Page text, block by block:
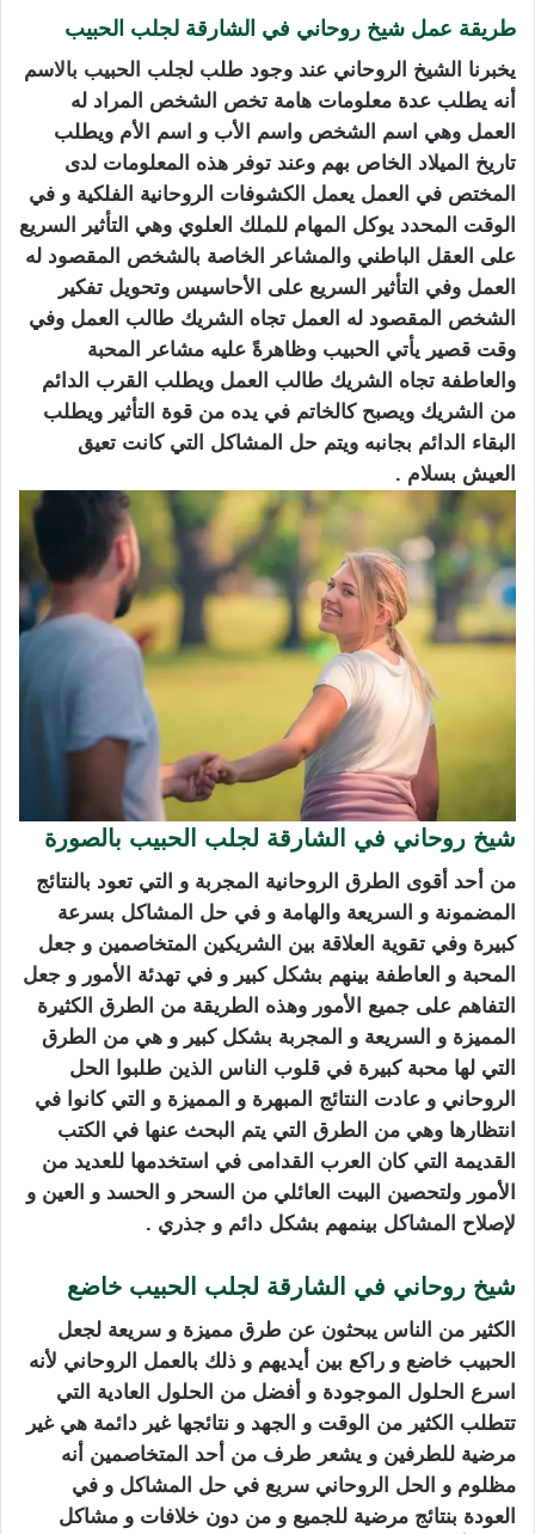
طريقة عمل شيخ روحاني في الشارقة لجلب الحبيب
يخبرنا الشيخ الروحاني عند وجود طلب لجلب الحبيب بالاسم
أنه يطلب عدة معلومات هامة تخص الشخص المراد له
العمل وهي اسم الشخص واسم الأب و اسم الأم ويطلب
تاريخ الميلاد الخاص بهم وعند توفر هذه المعلومات لدى
المختص في العمل يعمل الكشوفات الروحانية الفلكية و في
الوقت المحدد يوكل المهام للملك العلوي وهي التأثير السريع
على العقل الباطني والمشاعر الخاصة بالشخص المقصود له
العمل وفي التأثير السريع على الأحاسيس وتحويل تفكير
الشخص المقصود له العمل تجاه الشريك طالب العمل وفي
وقت قصير يأتي الحبيب وظاهرةً عليه مشاعر
المحبة
والعاطفة تجاه الشريك طالب العمل ويطلب القرب الدائم
من الشريك ويصبح كالخاتم في يده من قوة التأثير ويطلب
البقاء الدائم بجانبه ويتم حل المشاكل التي كانت تعيق
العيش بسلام .
شيخ روحاني في الشارقة لجلب الحبيب بالصورة
من أحد أقوى الطرق الروحانية المجربة و التي تعود بالنتائج
المضمونة و السريعة والهامة و في حل المشاكل بسرعة
كبيرة وفي تقوية العلاقة بين الشريكين المتخاصمين و جعل
المحبة و العاطفة بينهم بشكل كبير و في تهدئة الأمور و جعل
التفاهم على جميع الأمور وهذه الطريقة من الطرق الكثيرة
المميزة و السريعة و المجربة بشكل كبير و هي من الطرق
التي لها محبة كبيرة في قلوب الناس الذين طلبوا الحل
الروحاني و عادت النتائج المبهرة و المميزة و التي كانوا في
انتظارها وهي من الطرق التي يتم البحث عنها في الكتب
القديمة التي كان العرب القدامى في استخدمها للعديد من
الأمور ولتحصين البيت العائلي من السحر و الحسد و العين و
لإصلاح المشاكل بينمهم بشكل دائم و جذري .
شيخ روحاني في الشارقة لجلب الحبيب خاضع
الكثير من الناس يبحثون عن طرق مميزة و سريعة لجعل
الحبيب خاضع و راكع بين أيديهم و ذلك بالعمل الروحاني لأنه
اسرع الحلول الموجودة و أفضل من الحلول العادية التي
تتطلب الكثير من الوقت و الجهد و نتائجها غير دائمة هي غير
مرضية للطرفين و يشعر طرف من أحد المتخاصمين أنه
مظلوم و الحل الروحاني سريع في حل المشاكل و في
العودة بنتائج مرضية للجميع و من دون خلافات و مشاكل